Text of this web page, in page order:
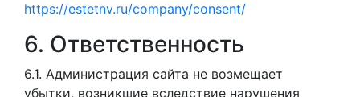
https://estetnv.ru/company/consent/
6. Ответственность
6.1. Администрация сайта не возмещает
убытки, возникшие вследствие нарушения